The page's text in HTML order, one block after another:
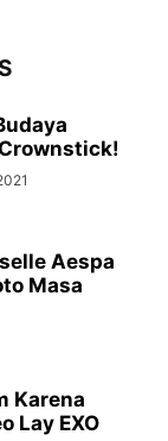
Aespa
Masa
Karena
Lay EXO